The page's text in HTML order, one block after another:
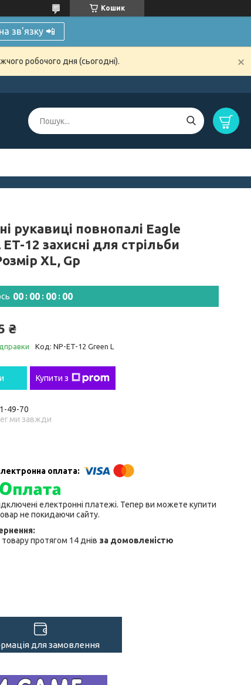
Кошик
зв'язку 📲
робочого дня (сьогодні).
рукавиці повнопалі Eagle
12 захисні для стрільби
XL, Gp
00 00 00 00
₴
Код: NP-ET-12 Green L
Купити з
49-70
ми завжди
електронні платежі. Тепер ви можете купити
не покидаючи сайту.
протягом 14 днів за домовленістю
для замовлення